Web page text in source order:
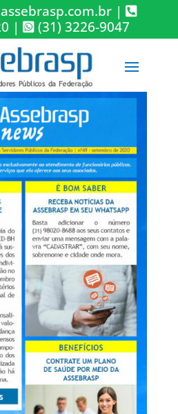
|
| (31) 3226-9047